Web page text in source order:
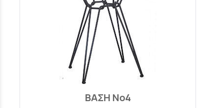
ΒΑΣΗ Νο4